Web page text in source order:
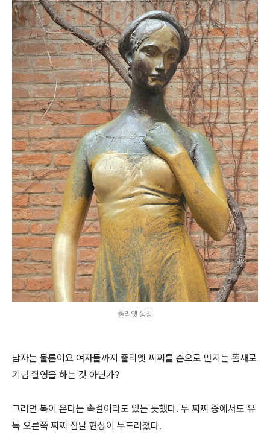
줄리엣 동상
남자는 물론이요 여자들까지 줄리엣 찌찌를 손으로 만지는 폼새로
기념 촬영을 하는 것 아닌가?
그러면 복이 온다는 속설이라도 있는 듯했다. 두 찌찌 중에서도 유
독 오른쪽 찌찌 점탈 현상이 두드러졌다.